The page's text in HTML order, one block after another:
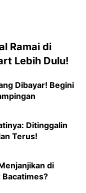
Ramai di
Lebih Dulu!
Dibayar! Begini
Ditinggalin
Terus!
di
Bacatimes?